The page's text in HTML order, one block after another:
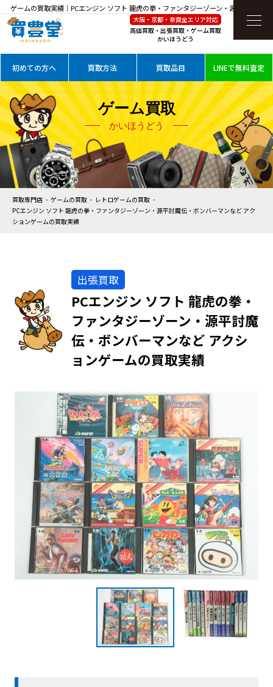
ゲームの買取実績｜PCエンジン ソフト 龍虎の拳・ファンタジーゾーン・源平討魔伝・
ボンバーマンなど アクションゲームを高価買取大阪・京都・奈良全エリア対応
高価買取・出張買取・ゲーム買取
かいほうどう
初めての方へ 買取方法 買取品目 LINEで無料査定
ゲーム買取
かいほうどう
買取専門店 ゲームの買取
レトロゲームの買取
PCエンジン ソフト 龍虎の拳・ファンタジーゾーン・源平討魔伝・ボンバーマンなど アク
ションゲームの買取実績
出張買取
PCエンジン ソフト 龍虎の拳・
ファンタジーゾーン・源平討魔
伝・ボンバーマンなど アクシ
ョンゲームの買取実績